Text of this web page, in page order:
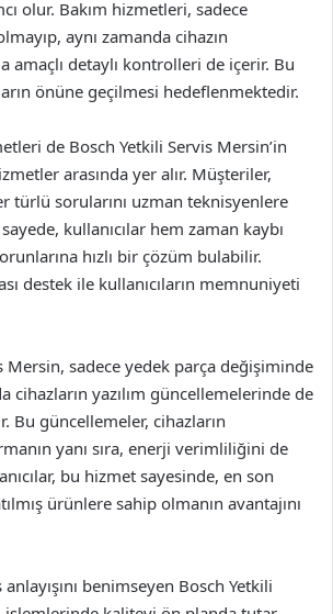
olur. Bakım hizmetleri, sadece
aynı zamanda cihazın
amaçlı detaylı kontrolleri de içerir. Bu
önüne geçilmesi hedeflenmektedir.
de Bosch Yetkili Servis Mersin’in
arasında yer alır. Müşteriler,
türlü sorularını uzman teknisyenlere
kullanıcılar hem zaman kaybı
hızlı bir çözüm bulabilir.
destek ile kullanıcıların memnuniyeti
Mersin, sadece yedek parça değişiminde
cihazların yazılım güncellemelerinde de
Bu güncellemeler, cihazların
yanı sıra, enerji verimliliğini de
bu hizmet sayesinde, en son
ürünlere sahip olmanın avantajını
benimseyen Bosch Yetkili